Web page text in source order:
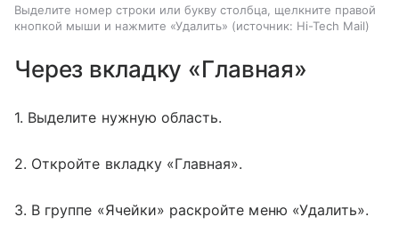
Выделите номер строки или букву столбца, щелкните правой
кнопкой мыши и нажмите «Удалить»
источник: Hi-Tech Mail
Через вкладку «Главная»
1. Выделите нужную область.
2. Откройте вкладку «Главная».
3. В группе «Ячейки» раскройте меню «Удалить».